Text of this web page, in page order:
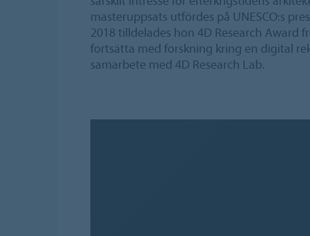
masteruppsats utfördes på UNESCO:s
2018 tilldelades hon 4D Research
fortsätta med forskning kring en digital
samarbete med 4D Research Lab.